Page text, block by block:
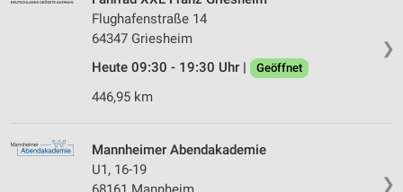
❯
Flughafenstraße 14
64347 Griesheim
Heute 09:30 - 19:30 Uhr |
Geöffnet
446,95 km
❯
Mannheimer Abendakademie
U1, 16-19